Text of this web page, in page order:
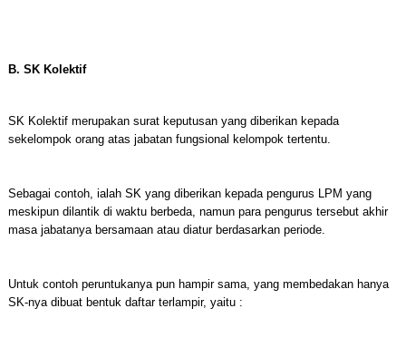
B. SK Kolektif
SK Kolektif merupakan surat keputusan yang diberikan kepada
sekelompok orang atas jabatan fungsional kelompok tertentu.
Sebagai contoh, ialah SK yang diberikan kepada pengurus LPM yang
meskipun dilantik di waktu berbeda, namun para pengurus tersebut akhir
masa jabatanya bersamaan atau diatur berdasarkan periode.
Untuk contoh peruntukanya pun hampir sama, yang membedakan hanya
SK-nya dibuat bentuk daftar terlampir, yaitu :